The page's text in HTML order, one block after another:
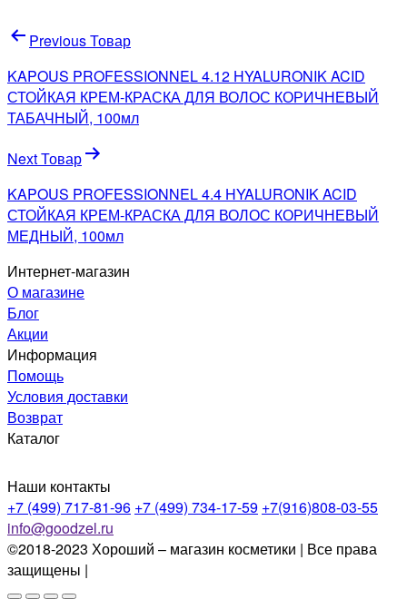
Навигация
по
записям
Previous Товар
KAPOUS PROFESSIONNEL 4.12 HYALURONIK ACID
СТОЙКАЯ КРЕМ-КРАСКА ДЛЯ ВОЛОС КОРИЧНЕВЫЙ
ТАБАЧНЫЙ, 100мл
Next Товар
KAPOUS PROFESSIONNEL 4.4 HYALURONIK ACID
СТОЙКАЯ КРЕМ-КРАСКА ДЛЯ ВОЛОС КОРИЧНЕВЫЙ
МЕДНЫЙ, 100мл
Интернет-магазин
О магазине
Блог
Акции
Информация
Помощь
Условия доставки
Возврат
Каталог
Наши контакты
+7 (499) 717-81-96 +7 (499) 734-17-59 +7(916)808-03-55
info@goodzel.ru
©2018-2023 Хороший – магазин косметики | Все права
защищены |